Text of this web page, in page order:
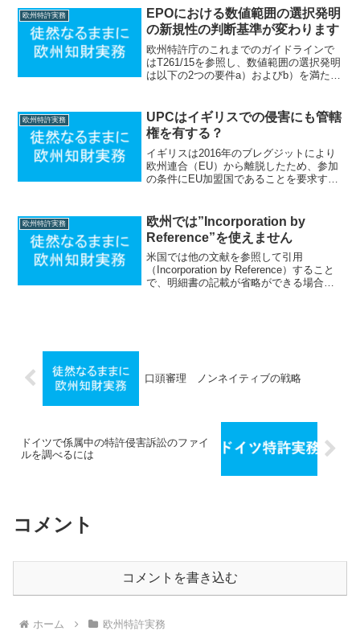
取得したい欧州の国がそれ以下である場
合は各国ルートのほう...
欧州特許実務
EPOにおける数値範囲の選択発明
の新規性の判断基準が変わります
欧州特許庁のこれまでのガイドラインで
はT261/15を参照し、数値範囲の選択発明
は以下の2つの要件a）およびb）を満たせ
されたサブレンジが、既知の範囲と比べ
て「...
欧州特許実務
UPCはイギリスでの侵害にも管轄
権を有する？
イギリスは2016年のブレグジットにより
欧州連合（EU）から離脱したため、参加
の条件にEU加盟国であることを要求する
リス部分の侵害については管轄権を有さ
ないと言...
欧州特許実務
欧州では”Incorporation by
Reference”を使えません
米国では他の文献を参照して引用
（Incorporation by Reference）すること
で、明細書の記載が省略ができる場合が
口頭審理 ノンネイティブの戦略
ドイツで係属中の特許侵害訴訟のファイ
ルを調べるには
コメント
コメントを書き込む
ホーム 欧州特許実務